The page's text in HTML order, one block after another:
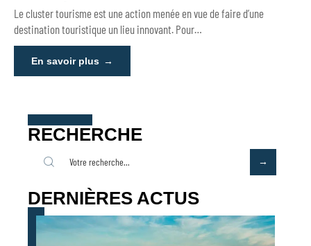
Le cluster tourisme est une action menée en vue de faire d’une
destination touristique un lieu innovant. Pour…
En savoir plus
RECHERCHE
DERNIÈRES ACTUS